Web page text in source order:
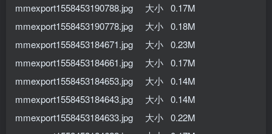
mmexport1558453190788.jpg 大小 0.17M
mmexport1558453190778.jpg 大小 0.18M
mmexport1558453184671.jpg 大小 0.23M
mmexport1558453184661.jpg 大小 0.17M
mmexport1558453184653.jpg 大小 0.14M
mmexport1558453184643.jpg 大小 0.14M
mmexport1558453184633.jpg 大小 0.22M